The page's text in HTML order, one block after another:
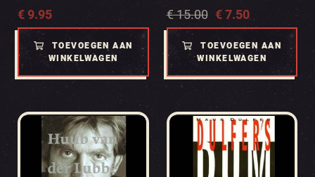
€9.95
TOEVOEGEN AAN
WINKELWAGEN
€15.00
Oorspronkelijke
prijs
was:
€ 15.00.
€7.50
Huidige
prijs
€ 7.50.
TOEVOEGEN AAN
WINKELWAGEN